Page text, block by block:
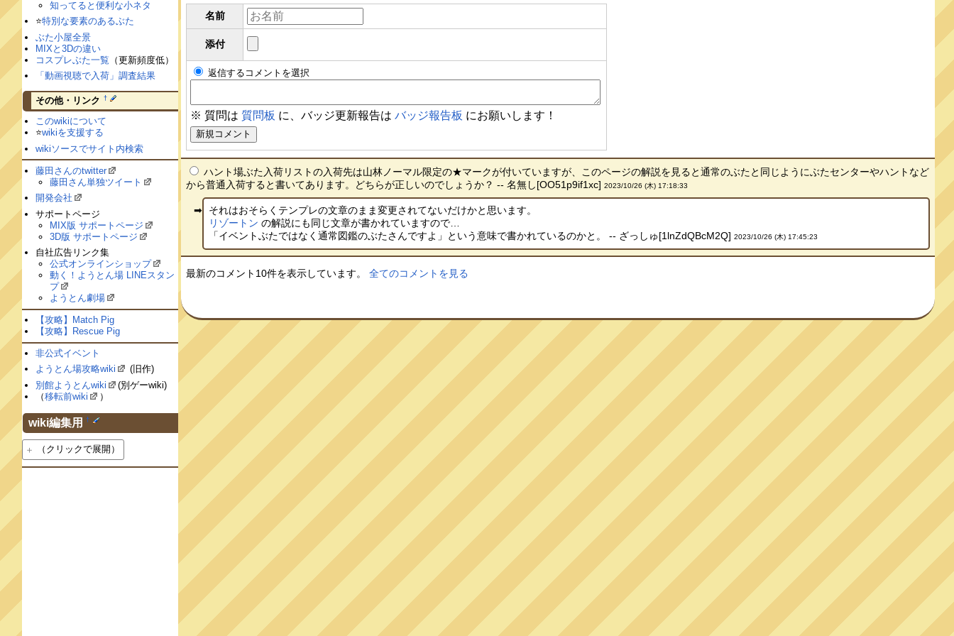
名前
添付
返信するコメントを選択
※ 質問は 質問板 に、バッジ更新報告はバッジ報告板 にお願いします！
ハント場ぶた入荷リストの入荷先は山林ノーマル限定の★マークが付いていますが、このページの解説を見ると通常のぶたと同じようにぶたセンターやハントなど
から普通入荷すると書いてあります。どちらが正しいのでしょうか？ -- 名無し[OO51p9if1xc]2023/10/26 (木) 17:18:33
それはおそらくテンプレの文章のまま変更されてないだけかと思います。
リゾートン の解説にも同じ文章が書かれていますので…
「イベントぶたではなく通常図鑑のぶたさんですよ」という意味で書かれているのかと。 -- ざっしゅ[1lnZdQBcM2Q]2023/10/26 (木) 17:45:23
最新のコメント10件を表示しています。全てのコメントを見る
知ってると便利な小ネタ
⭐️特別な要素のあるぶた
ぶた小屋全景
MIXと3Dの違い
コスプレぶた一覧 （更新頻度低）
「動画視聴で入荷」調査結果
その他・リンク †
このwikiについて
⭐️wikiを支援する
wikiソースでサイト内検索
藤田さんのtwitter
藤田さん単独ツイート
開発会社
サポートページ
MIX版 サポートページ
3D版 サポートページ
自社広告リンク集
公式オンラインショップ
動く！ようとん場 LINEスタン
プ
ようとん劇場
【攻略】Match Pig
【攻略】Rescue Pig
非公式イベント
ようとん場攻略wiki
(旧作)
別館ようとんwiki
(別ゲーwiki)
（移転前wiki ）
wiki編集用 †
（クリックで展開）